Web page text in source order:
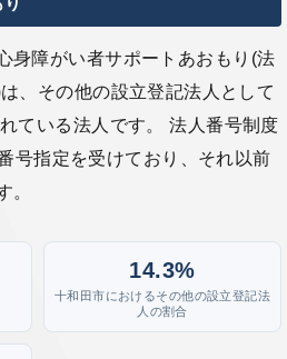
身障がい者サポートあおもり(法
、その他の設立登記法人として
ている法人です。 法人番号制度
号指定を受けており、それ以前
。
14.3%
十和田市におけるその他の設立登記法
人の割合